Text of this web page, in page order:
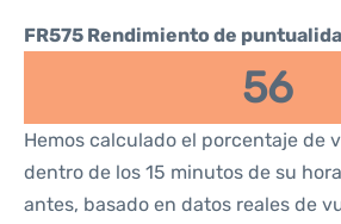
FR575 Rendimiento de
56
Hemos calculado el porcentaje de
dentro de los 15 minutos de su
antes, basado en datos reales de